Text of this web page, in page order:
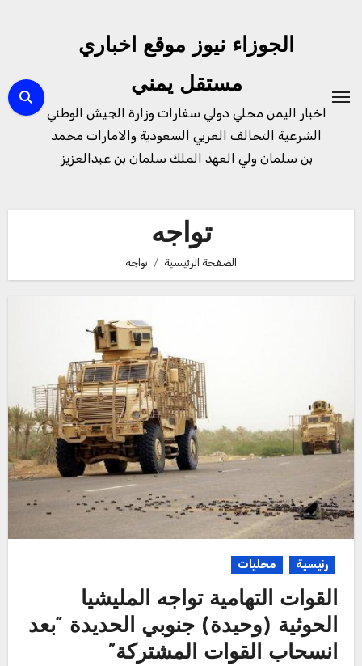
الجوزاء نيوز موقع اخباري
مستقل يمني
اخبار اليمن محلي دولي سفارات وزارة الجيش الوطني
الشرعية التحالف العربي السعودية والامارات محمد
بن سلمان ولي العهد الملك سلمان بن عبدالعزيز
تواجه
الصفحة الرئيسية تواجه
رئيسية محليات
القوات التهامية تواجه المليشيا
الحوثية (وحيدة) جنوبي الحديدة “بعد
انسحاب القوات المشتركة”